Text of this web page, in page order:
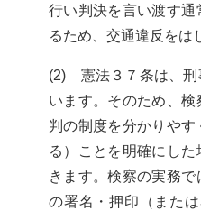
行い判決を言い渡す
るため、交通違反をは
(2) 憲法３７条は、刑
います。そのため、
判の制度を分かりや
る）ことを明確にし
きます。検察の実務
の署名・押印（また